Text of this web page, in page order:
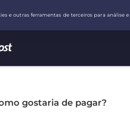
gostaria de pagar?